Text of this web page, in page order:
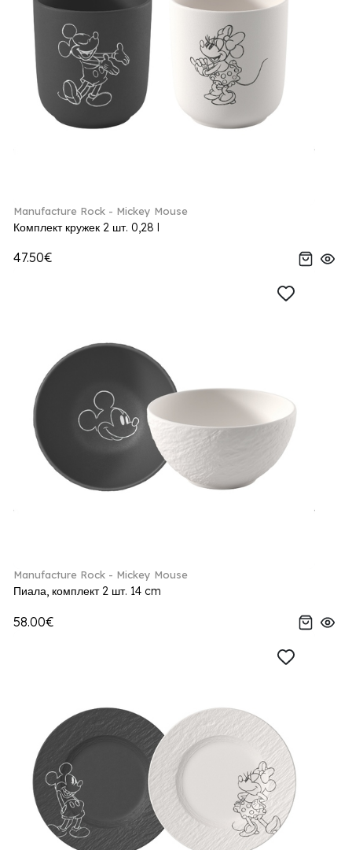
Manufacture Rock - Mickey Mouse
Комплект кружек 2 шт. 0,28 l
47.50€
Manufacture Rock - Mickey Mouse
Пиала, комплект 2 шт. 14 cm
58.00€